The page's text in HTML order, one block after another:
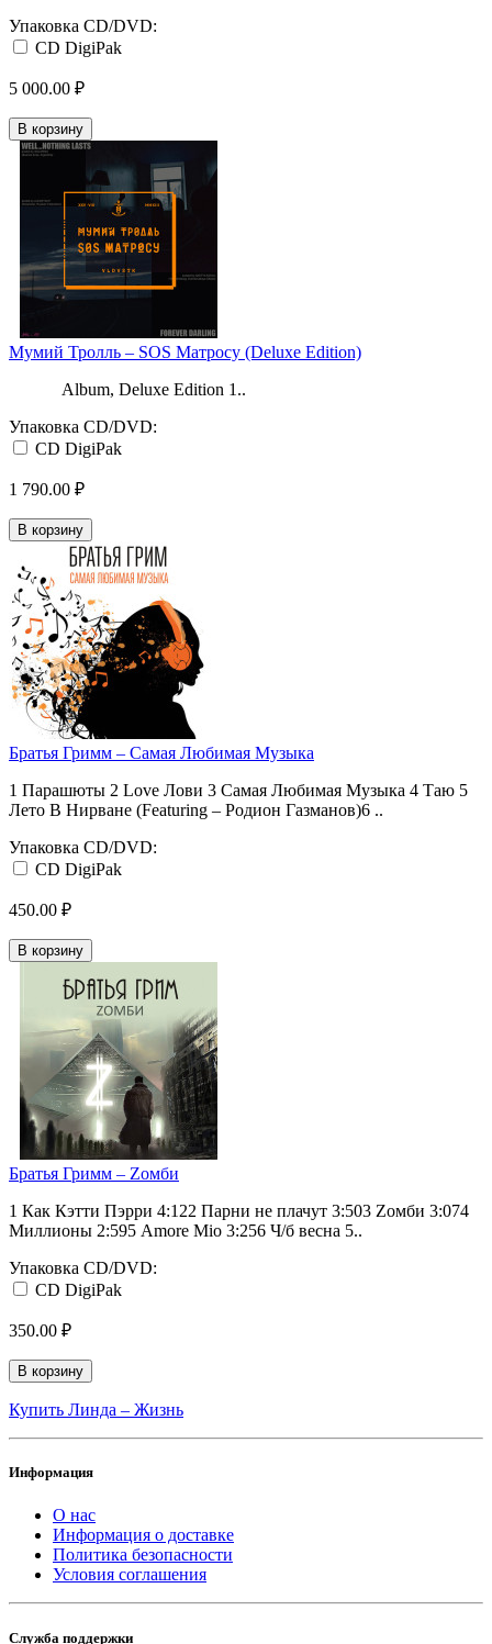
Упаковка CD/DVD:
CD DigiPak
5 000.00 ₽
В корзину
Мумий Тролль ‎– SOS Матросу (Deluxe Edition)
Album, Deluxe Edition 1..
Упаковка CD/DVD:
CD DigiPak
1 790.00 ₽
В корзину
Братья Гримм ‎– Самая Любимая Музыка
1 Парашюты 2 Love Лови 3 Самая Любимая Музыка 4 Таю 5
Лето В Нирване (Featuring – Родион Газманов)6 ..
Упаковка CD/DVD:
CD DigiPak
450.00 ₽
В корзину
Братья Гримм ‎– Zомби
1 Как Кэтти Пэрри 4:122 Парни не плачут 3:503 Zомби 3:074
Миллионы 2:595 Amore Mio 3:256 Ч/б весна 5..
Упаковка CD/DVD:
CD DigiPak
350.00 ₽
В корзину
Купить Линда ‎– Жизнь
Информация
О нас
Информация о доставке
Политика безопасности
Условия соглашения
Служба поддержки